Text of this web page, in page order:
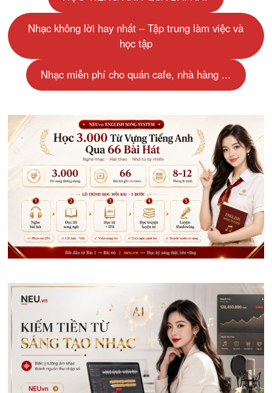
Nhạc không lời hay nhất – Tập trung làm việc và
học tập
Nhạc miễn phí cho quán cafe, nhà hàng ...